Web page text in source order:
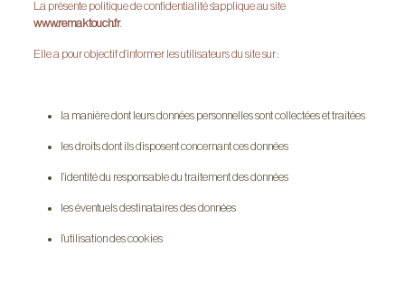
La présente politique de confidentialité s’applique au site
www.remaktouch.fr.
Elle a pour objectif d’informer les utilisateurs du site sur :
la manière dont leurs données personnelles sont collectées et traitées
les droits dont ils disposent concernant ces données
l’identité du responsable du traitement des données
les éventuels destinataires des données
l’utilisation des cookies